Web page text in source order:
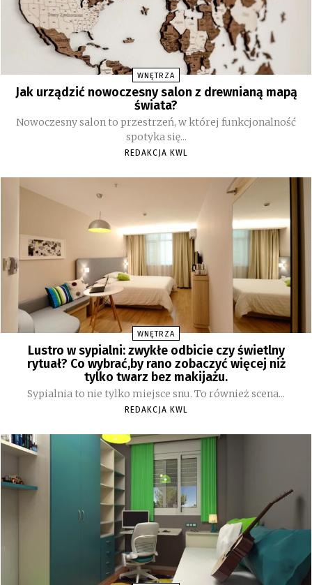
WNĘTRZA
Jak urządzić nowoczesny salon z drewnianą mapą
świata?
Nowoczesny salon to przestrzeń, w której funkcjonalność
spotyka się...
REDAKCJA KWL
WNĘTRZA
Lustro w sypialni: zwykłe odbicie czy świetlny
rytuał? Co wybrać,by rano zobaczyć więcej niż
tylko twarz bez makijażu.
Sypialnia to nie tylko miejsce snu. To również scena...
REDAKCJA KWL